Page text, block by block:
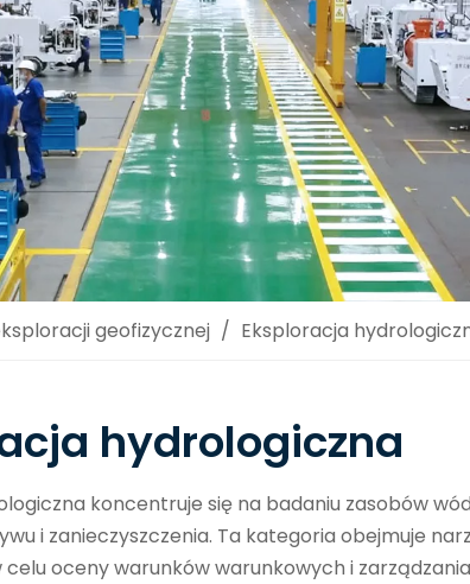
geofizycznej / Eksploracja
hydrologiczna
koncentruje się na badaniu zasobów
i zanieczyszczenia. Ta kategoria obejmuje
oceny warunków warunkowych i